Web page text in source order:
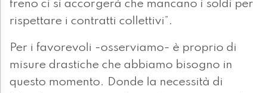
freno ci si accorgerà che mancano i soldi per
rispettare i contratti collettivi”.
Per i favorevoli -osserviamo- è proprio di
misure drastiche che abbiamo bisogno in
questo momento. Donde la necessità di